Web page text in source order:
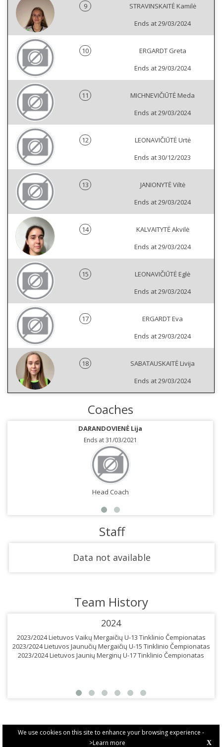
We use cookies on this site to enhance your browsing experience -
>Learn more
X
9
STRAVINSKAITĖ Kamilė
Ends at 29/03/2024
10
ERGARDT Greta
Ends at 29/03/2024
11
MICHNEVIČIŪTĖ Meda
Ends at 29/03/2024
12
LEONAVIČIŪTĖ Urtė
Ends at 30/12/2023
13
JANIONYTĖ Viltė
Ends at 29/03/2024
14
KALVAITYTĖ Akvilė
Ends at 29/03/2024
15
LEONAVIČIŪTĖ Eglė
Ends at 29/03/2024
17
ERGARDT Eva
Ends at 29/03/2024
18
SABATAUSKAITĖ Livija
Ends at 29/03/2024
Coaches
DARANDOVIENĖ Lija
Ends at 31/03/2021
Head Coach
Staff
Data not available
Team History
2024
2023/2024 Lietuvos Vaikų Mergaičių U-13 Tinklinio Čempionatas
2023/2024 Lietuvos Jaunučių Mergaičių U-15 Tinklinio Čempionatas
2023/2024 Lietuvos Jaunių Merginų U-17 Tinklinio Čempionatas